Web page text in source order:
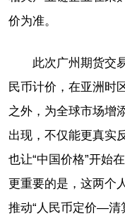
价为准。
此次广州期货交
民币计价，在亚洲时
之外，为全球市场增
出现，不仅能更真实
也让“中国价格”开始
更重要的是，这两个
推动“人民币定价—清